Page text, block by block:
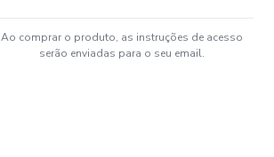
Ao comprar o produto, as instruções de acesso
serão enviadas para o seu email.